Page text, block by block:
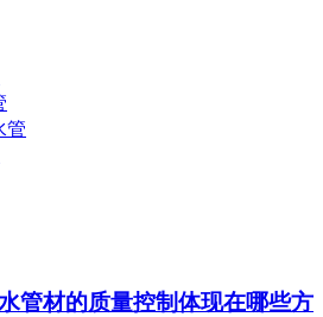
管
管材的质量控制体现在哪些方